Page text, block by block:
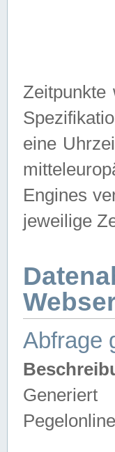
Zeitpunkte
eine
Engines
jeweilige
Abfrage